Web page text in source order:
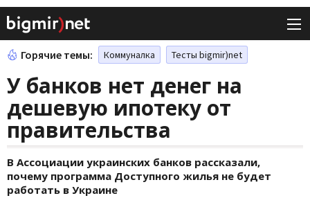
Горячие темы: Коммуналка Тесты bigmir)net
У банков нет денег на
дешевую ипотеку от
правительства
В Ассоциации украинских банков рассказали,
почему программа Доступного жилья не будет
работать в Украине